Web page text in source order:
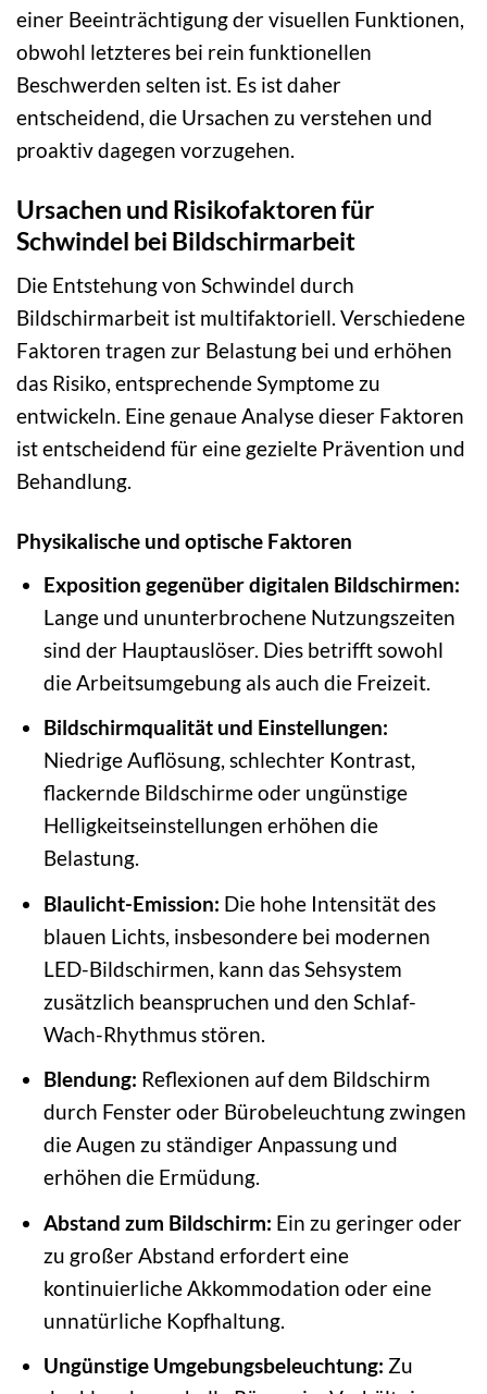
einer Beeinträchtigung der visuellen Funktionen,
obwohl letzteres bei rein funktionellen
Beschwerden selten ist. Es ist daher
entscheidend, die Ursachen zu verstehen und
proaktiv dagegen vorzugehen.
Ursachen und Risikofaktoren für
Schwindel bei Bildschirmarbeit
Die Entstehung von Schwindel durch
Bildschirmarbeit ist multifaktoriell. Verschiedene
Faktoren tragen zur Belastung bei und erhöhen
das Risiko, entsprechende Symptome zu
entwickeln. Eine genaue Analyse dieser Faktoren
ist entscheidend für eine gezielte Prävention und
Behandlung.
Physikalische und optische Faktoren
Exposition gegenüber digitalen Bildschirmen:
Lange und ununterbrochene Nutzungszeiten
sind der Hauptauslöser. Dies betrifft sowohl
die Arbeitsumgebung als auch die Freizeit.
Bildschirmqualität und Einstellungen:
Niedrige Auflösung, schlechter Kontrast,
flackernde Bildschirme oder ungünstige
Helligkeitseinstellungen erhöhen die
Belastung.
Blaulicht-Emission: Die hohe Intensität des
blauen Lichts, insbesondere bei modernen
LED-Bildschirmen, kann das Sehsystem
zusätzlich beanspruchen und den Schlaf-
Wach-Rhythmus stören.
Blendung: Reflexionen auf dem Bildschirm
durch Fenster oder Bürobeleuchtung zwingen
die Augen zu ständiger Anpassung und
erhöhen die Ermüdung.
Abstand zum Bildschirm: Ein zu geringer oder
zu großer Abstand erfordert eine
kontinuierliche Akkommodation oder eine
unnatürliche Kopfhaltung.
Ungünstige Umgebungsbeleuchtung: Zu